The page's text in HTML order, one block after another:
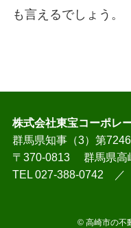
も言えるでしょう。
株式会社東宝コーポレ
群馬県知事（3）第
〒370-0813 群馬県高
TEL 027-388-0742 ／
© 高崎市の不